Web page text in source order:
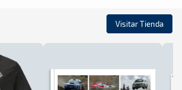
Visitar Tienda